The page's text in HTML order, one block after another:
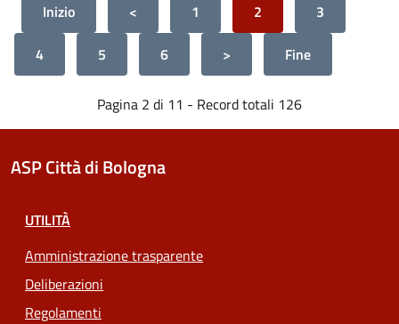
Inizio < 1 2
3
4
5 6 > Fine
Pagina 2 di 11 - Record totali 126
ASP Città di Bologna
UTILITÀ
Amministrazione trasparente
Deliberazioni
Regolamenti